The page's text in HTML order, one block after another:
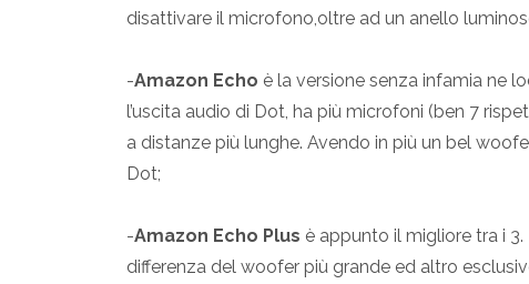
disattivare il microfono,oltre ad un anello
-Amazon Echo è la versione senza infamia ne
l’uscita audio di Dot, ha più microfoni (ben 7
a distanze più lunghe. Avendo in più un bel
Dot;
-Amazon Echo Plus è appunto il migliore tra i
differenza del woofer più grande ed altro